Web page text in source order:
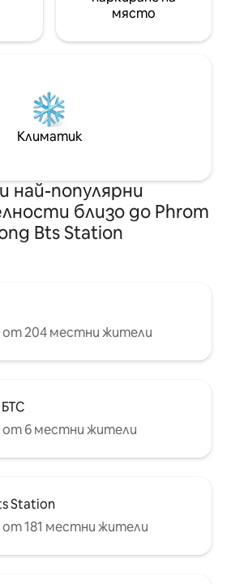
ч., освобождаване
печка,
са пералня и
Всекидневна с
телевизия,
кафе - Wi-Fi е
за дрехи и кърпи
фитнес
коворкинга.
място
Климатик
най-популярни
близо до Phrom
Bts Station
от 204 местни жители
от 6 местни жители
Station
181 местни жители